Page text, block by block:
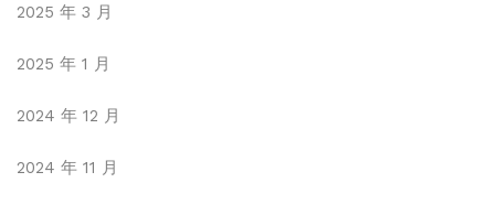
2025 年 3 月
2025 年 1 月
2024 年 12 月
2024 年 11 月